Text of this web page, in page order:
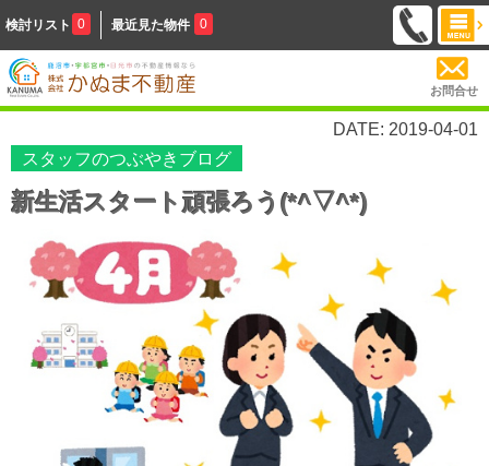
検討リスト 0 最近見た物件 0
お問合せ
DATE: 2019-04-01
スタッフのつぶやきブログ
新生活スタート頑張ろう(*^▽^*)